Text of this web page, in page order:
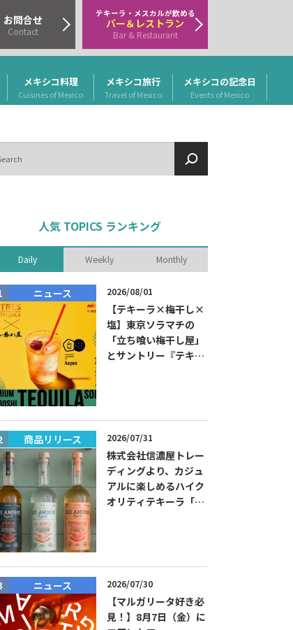
メキシコ料理
Cuisines of Mexico
メキシコ旅行
Travel of Mexico
メキシコの記念日
Events of Mexico
お問合せ
Contact
テキーラ・メスカルが飲める
バー＆レストラン
Bar & Restaurant
人気 TOPICS ランキング
Daily Weekly Monthly
ニュース 2026/08/01
【テキーラ×梅干し×
塩】東京ソラマチの
「立ち喰い梅干し屋」
とサントリー『テキー
8月限定メニューに！
商品リリース 2026/07/31
株式会社信濃屋トレー
ディングより、カジュ
アルに楽しめるハイク
オリティテキーラ「ド
ニュース 2026/07/30
【マルガリータ好き必
見！】8月7日（金）に